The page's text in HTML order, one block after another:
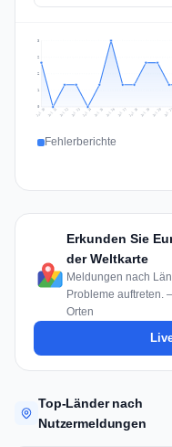
1
2
2
3
Jul 10 Jul 11 Jul 12 Jul 13 Jul 14 Jul 15 Jul 16 Jul 17 Jul 18 Jul 19 Jul 20 Jul 21
Fehlerberichte
Erkunden Sie
der Weltkarte
Meldungen nach
Probleme auftreten.
Orten
Top-Länder nach
Nutzermeldungen